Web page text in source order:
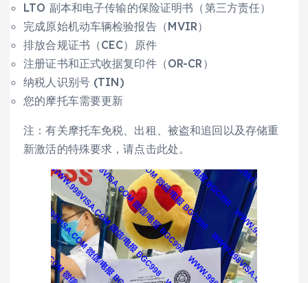
LTO 副本和电子传输的保险证明书（第三方责任）
完成原始机动车辆检验报告（MVIR）
排放合规证书（CEC）原件
注册证书和正式收据复印件（OR-CR）
纳税人识别号 (TIN)
您的摩托车需要更新
注：有关摩托车免税、出租、被盗和追回以及存储重
新激活的特殊要求，请点击此处。